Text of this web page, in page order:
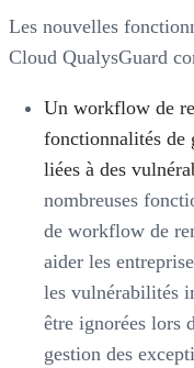
Les nouvelles
Cloud QualysGuard
Un workflow de
fonctionnalités de
liées à des
nombreuses
de workflow de
aider les
les vulnérabilités
être ignorées lors
gestion des